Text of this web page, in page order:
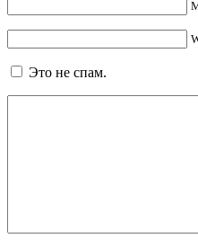
Это не спам.